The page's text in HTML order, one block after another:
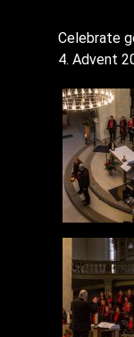
Cele­bra­te
4. Advent